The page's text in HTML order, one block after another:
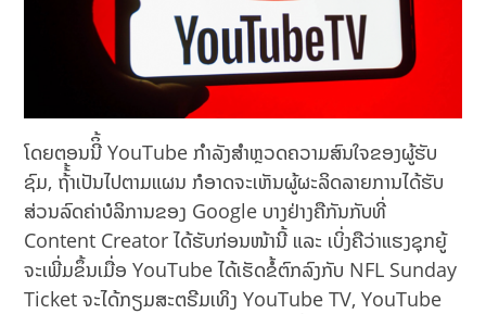
ໂດຍຕອນນີິ້ YouTube ກຳລັງສຳຫຼວດຄວາມສົນໃຈຂອງຜູ້ຮັບ
ຊົມ, ຖ້້້າເປັນໄປຕາມແຜນ ກໍອາດຈະເຫັນຜູ້ຜະລິດລາຍການໄດ້ຮັບ
ສ່ວນລົດຄ່າບໍລິການຂອງ Google ບາງຢ່າງຄືກັນກັບທີ່
Content Creator ໄດ້ຮັບກ່ອນໜ້ານີ້ ແລະ ເບິ່ງຄືວ່າແຮງຊຸກຍູ້
ຈະເພີ່ມຂຶ້ນເມື່ອ YouTube ໄດ້ເຮັດຂໍ້ຕົກລົງກັບ NFL Sunday
Ticket ຈະໄດ້ກຽມສະຕຣີມເທິງ YouTube TV, YouTube